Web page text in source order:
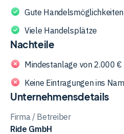
Unternehmen legt besonderen
und Kostentransparenz, um
optimieren.
Gute Handelsmöglichkeiten
Viele Handelsplätze
Nachteile
Mindestanlage von 2.000 €
Keine Eintragungen ins
Unternehmensdetails
Firma / Betreiber
Ride GmbH